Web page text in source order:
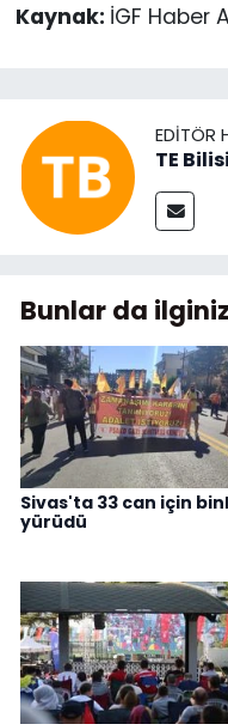
Kaynak: İGF Haber
EDITÖR
TE
Bunlar da
Sivas'ta 33 can için
yürüdü